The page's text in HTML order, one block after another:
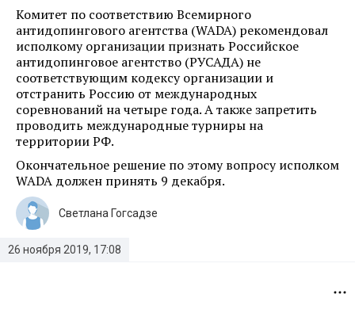
Комитет по соответствию Всемирного
антидопингового агентства (WADA) рекомендовал
исполкому организации признать Российское
антидопинговое агентство (РУСАДА) не
соответствующим кодексу организации и
отстранить Россию от международных
соревнований на четыре года. А также запретить
проводить международные турниры на
территории РФ.
Окончательное решение по этому вопросу исполком
WADA должен принять 9 декабря.
26 ноября 2019, 17:08
Светлана Гогсадзе